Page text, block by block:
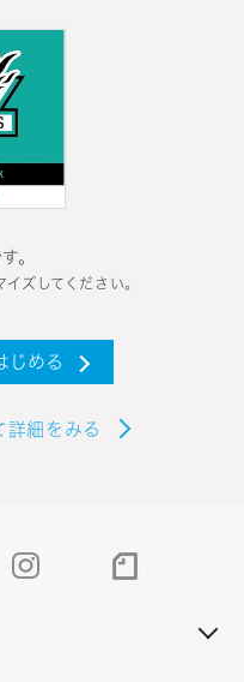
。
ズしてください。
じめる
詳細をみる
instagram